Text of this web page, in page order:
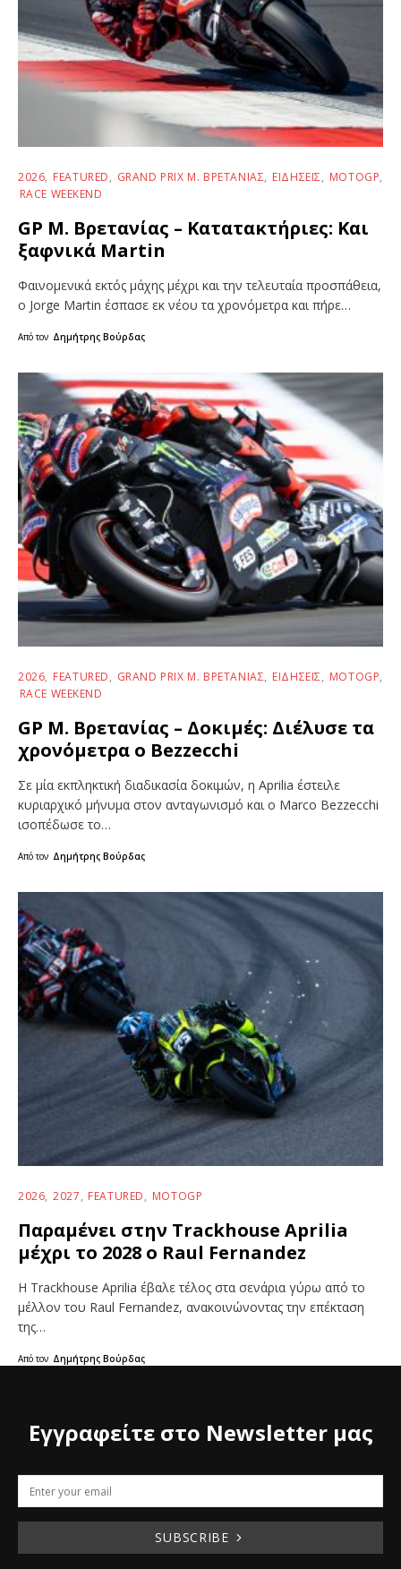
2026 FEATURED GRAND PRIX Μ. ΒΡΕΤΑΝΊΑΣ ΕΙΔΉΣΕΙΣ
MOTOGP
RACE WEEKEND
GP Μ. Βρετανίας – Κατατακτήριες: Και
ξαφνικά Martin
Φαινομενικά εκτός μάχης μέχρι και την τελευταία προσπάθεια,
ο Jorge Martin έσπασε εκ νέου τα χρονόμετρα και πήρε…
Από τον Δημήτρης Βούρδας
2026 FEATURED GRAND PRIX Μ. ΒΡΕΤΑΝΊΑΣ ΕΙΔΉΣΕΙΣ
MOTOGP
RACE WEEKEND
GP Μ. Βρετανίας – Δοκιμές: Διέλυσε τα
χρονόμετρα ο Bezzecchi
Σε μία εκπληκτική διαδικασία δοκιμών, η Aprilia έστειλε
κυριαρχικό μήνυμα στον ανταγωνισμό και ο Marco Bezzecchi
ισοπέδωσε το…
Από τον Δημήτρης Βούρδας
2026 2027 FEATURED MOTOGP
Παραμένει στην Trackhouse Aprilia
μέχρι το 2028 ο Raul Fernandez
Η Trackhouse Aprilia έβαλε τέλος στα σενάρια γύρω από το
μέλλον του Raul Fernandez, ανακοινώνοντας την επέκταση
της…
Από τον Δημήτρης Βούρδας
Εγγραφείτε στο Newsletter μας
SUBSCRIBE